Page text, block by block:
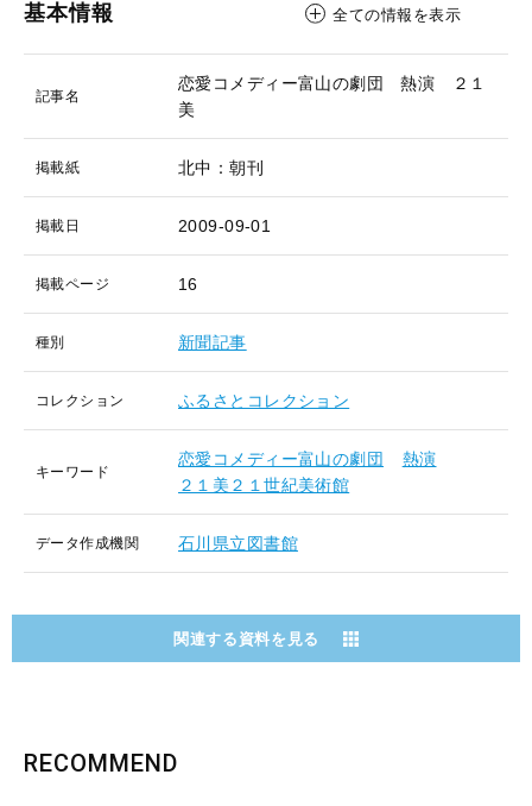
基本情報 全ての情報を表示
記事名
恋愛コメディー富山の劇団 熱演 ２１
美
掲載紙 北中：朝刊
掲載日 2009-09-01
掲載ページ 16
種別 新聞記事
コレクション ふるさとコレクション
キーワード
恋愛コメディー富山の劇団
熱演
２１美２１世紀美術館
データ作成機関 石川県立図書館
関連する資料を見る
RECOMMEND